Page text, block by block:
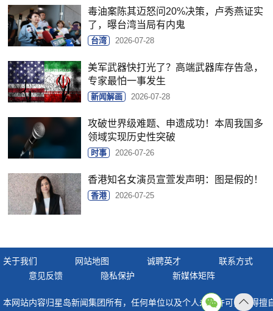
毒油案陈其迈怒问20%决策，卢秀燕证实
了，曝台湾当局有内鬼
台湾 2026-07-28
美军武器快打光了？高端武器库存告急，
专家最怕一事发生
新闻解画 2026-07-28
攻破世界级难题、申遗成功！本周我国多
领域实现历史性突破
时事 2026-07-26
香港知名女演员宣萱发声明：图是假的！
香港 2026-07-25
关于我们 网站地图 诚聘英才
联系方式
意见反馈
隐私保护 新媒体矩阵
本网站内容归星岛新闻集团所有，任何单位以及个人未经许可，不得擅